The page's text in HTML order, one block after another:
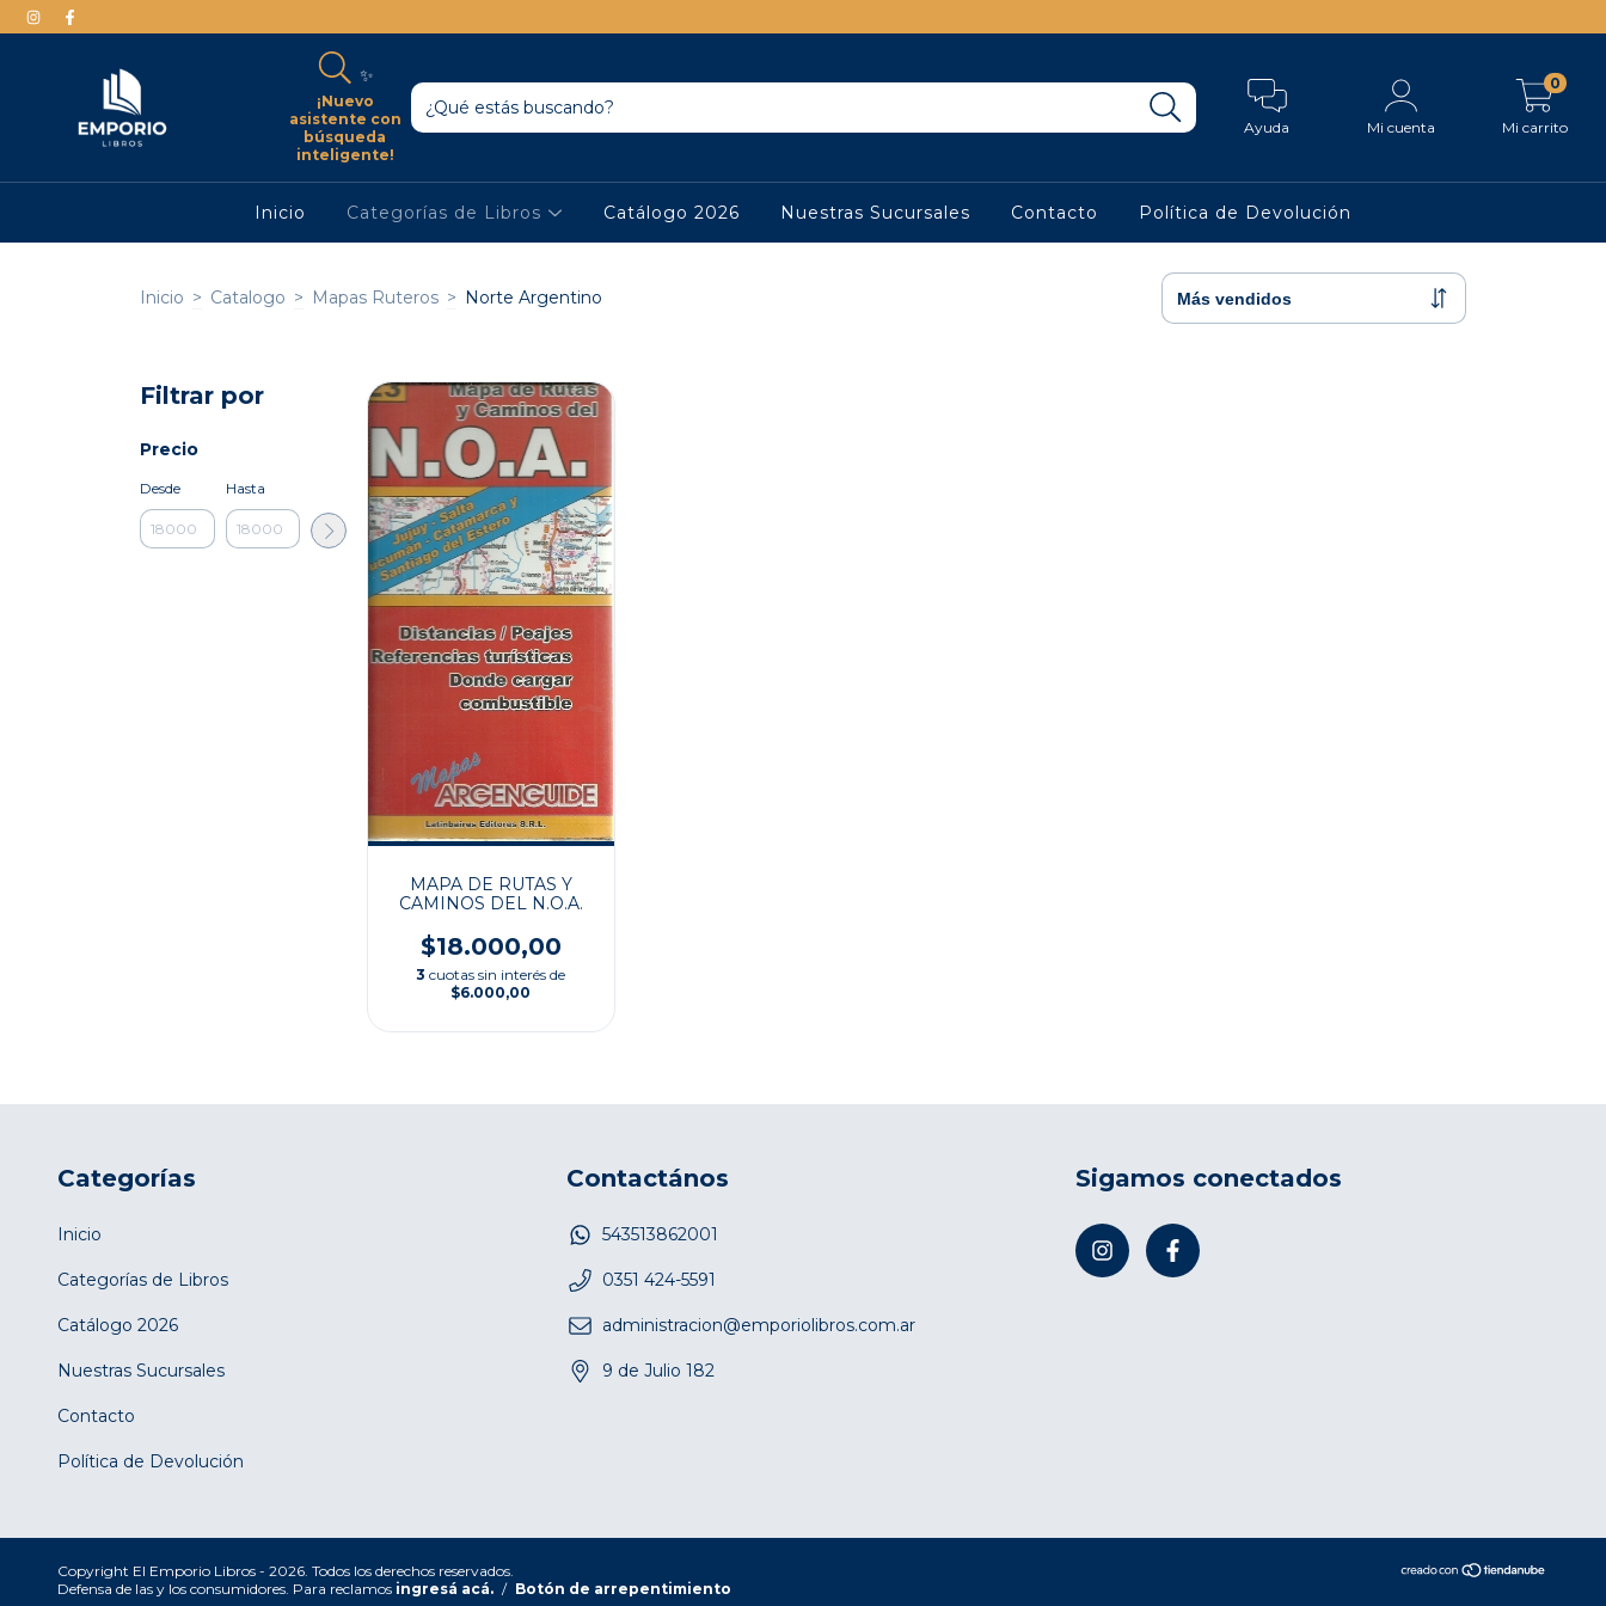
✨
¡Nuevo
asistente con
búsqueda
inteligente!
Ayuda Mi cuenta Mi carrito
0
Inicio Categorías de Libros Catálogo 2026 Nuestras Sucursales Contacto Política de Devolución
Inicio > Catalogo > Mapas Ruteros > Norte Argentino
Filtrar por
Precio
Desde Hasta
MAPA DE RUTAS Y
CAMINOS DEL N.O.A.
$18.000,00
3 cuotas sin interés de
$6.000,00
Categorías
Inicio
Categorías de Libros
Catálogo 2026
Nuestras Sucursales
Contacto
Política de Devolución
Contactános
543513862001
0351 424-5591
administracion@emporiolibros.com.ar
9 de Julio 182
Sigamos conectados
Copyright El Emporio Libros - 2026. Todos los derechos reservados.
Defensa de las y los consumidores. Para reclamos ingresá acá. / Botón de arrepentimiento